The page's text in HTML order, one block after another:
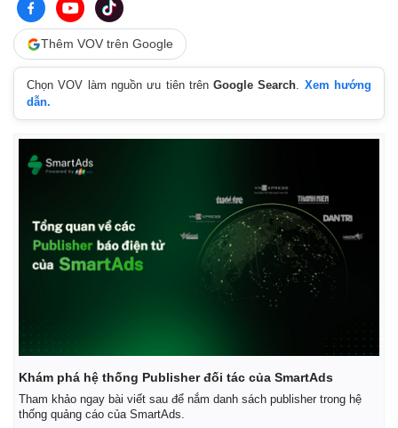
Thế giới
Quan sát
Cuộc sống đó đây
Multimedia
Video
Thêm VOV trên Google
Chọn VOV làm nguồn ưu tiên trênGoogle Search. Xem hướng
dẫn.
Khám phá hệ thống Publisher đối tác của SmartAds
Tham khảo ngay bài viết sau để nắm danh sách publisher trong hệ
thống quảng cáo của SmartAds.